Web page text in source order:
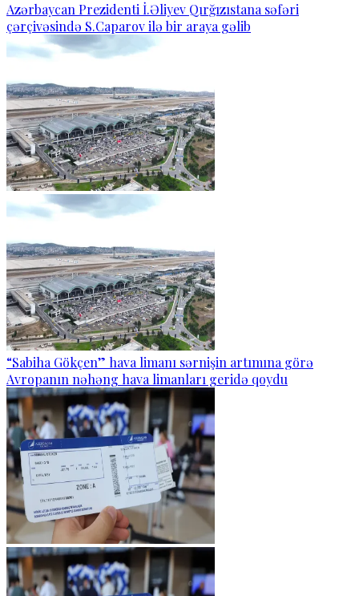
Azərbaycan Prezidenti İ.Əliyev Qırğızıstana səfəri
çərçivəsində S.Caparov ilə bir araya gəlib
“Sabiha Gökçen” hava limanı sərnişin artımına görə
Avropanın nəhəng hava limanları geridə qoydu